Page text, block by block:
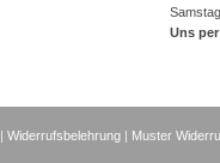
Uns
|Widerrufsbelehrung | Muster